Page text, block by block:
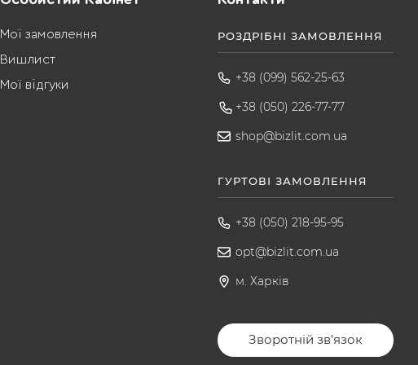
Мої замовлення
Вишлист
Мої відгуки
РОЗДРІБНІ ЗАМОВЛЕННЯ
+38 (099) 562-25-63
+38 (050) 226-77-77
shop@bizlit.com.ua
ГУРТОВІ ЗАМОВЛЕННЯ
+38 (050) 218-95-95
opt@bizlit.com.ua
м. Харків
Зворотній зв'язок